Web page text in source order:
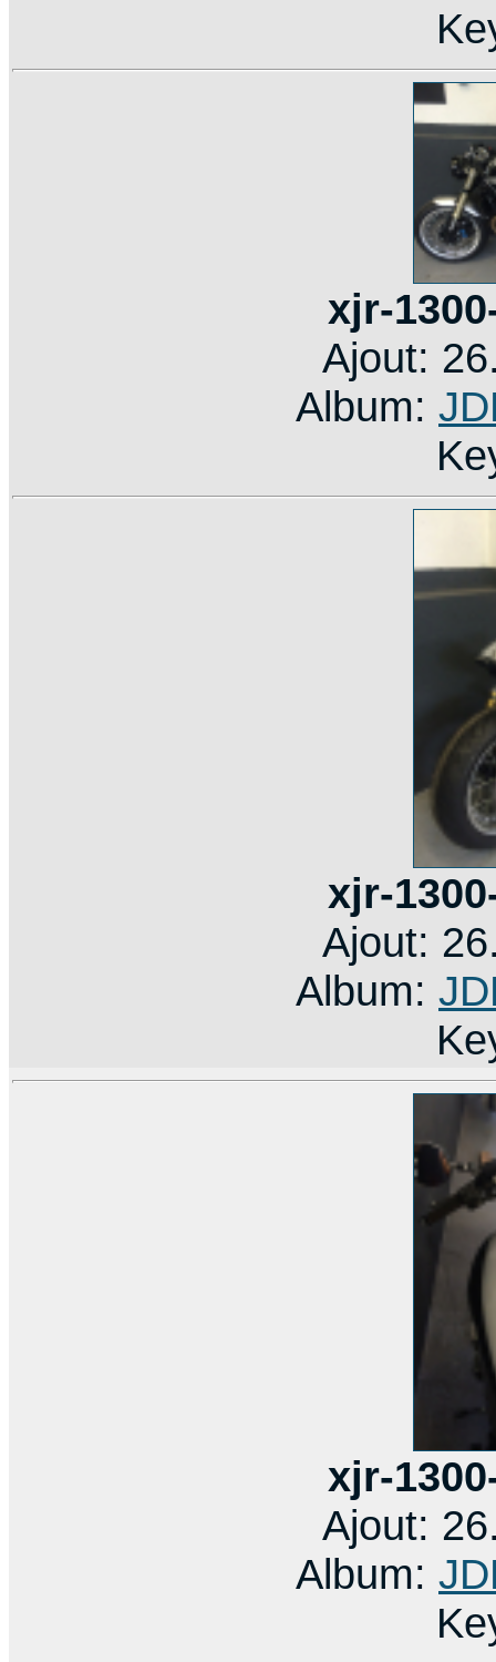
xjr-
Ajout:
Album:
xjr-
Ajout:
Album:
xjr-
Ajout:
Album: